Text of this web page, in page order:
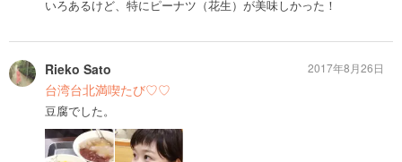
いろあるけど、特にピーナツ（花生）が美味しかった！
Rieko Sato
台湾台北満喫たび♡♡
豆腐でした。
2017年8月26日